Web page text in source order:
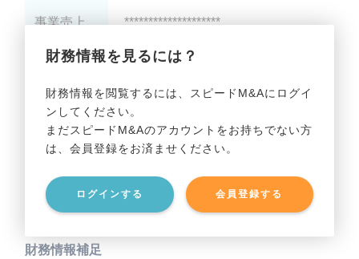
財務情報を見るには？
財務情報を閲覧するには、スピードM&Aにログイ
ンしてください。
まだスピードM&Aのアカウントをお持ちでない方
は、会員登録をお済ませください。
ログインする 会員登録する
事業売上 ********************
事業利益 ********************
貸借対照表（B/S）
事業資産 ********************
事業負債 ********************
財務情報補足